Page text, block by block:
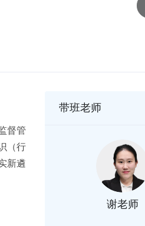
督管
（行
新遴
带班老师
谢老师